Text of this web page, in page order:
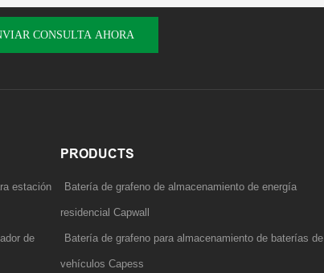
CONSULTA AHORA
estación
de
PRODUCTS
Batería de grafeno de almacenamiento de energía
residencial Capwall
Batería de grafeno para almacenamiento de baterías de
vehículos Capess